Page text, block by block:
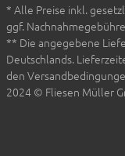
* Alle Preise inkl.
ggf.
** Die angegebene
Deutschlands.
den
2024 © Fliesen Müller